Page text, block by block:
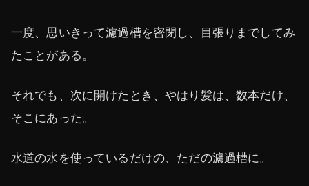
一度、思いきって濾過槽を密閉し、目張りまでしてみ
たことがある。
それでも、次に開けたとき、やはり髪は、数本だけ、
そこにあった。
水道の水を使っているだけの、ただの濾過槽に。